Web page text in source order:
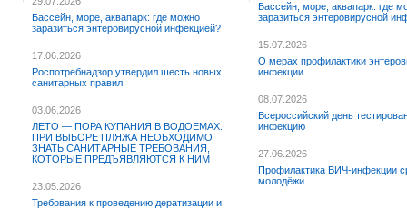
Бассейн, море, аквапарк: где можно
заразиться энтеровирусной инфекцией?
17.06.2026
Роспотребнадзор утвердил шесть новых
санитарных правил
03.06.2026
ЛЕТО — ПОРА КУПАНИЯ В ВОДОЕМАХ.
ПРИ ВЫБОРЕ ПЛЯЖА НЕОБХОДИМО
ЗНАТЬ САНИТАРНЫЕ ТРЕБОВАНИЯ,
КОТОРЫЕ ПРЕДЪЯВЛЯЮТСЯ К НИМ
23.05.2026
Требования к проведению дератизации и
Бассейн, море, аквапарк: где
заразиться энтеровирусной
15.07.2026
О мерах профилактики
инфекции
08.07.2026
Всероссийский день
инфекцию
27.06.2026
Профилактика ВИЧ-инфекции
молодёжи